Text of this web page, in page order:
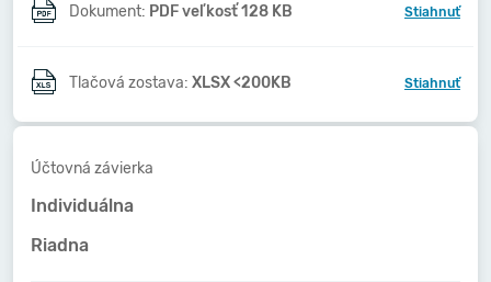
Dokument: PDF veľkosť 128 KB Stiahnuť
Tlačová zostava: XLSX <200KB Stiahnuť
Účtovná závierka
Individuálna
Riadna